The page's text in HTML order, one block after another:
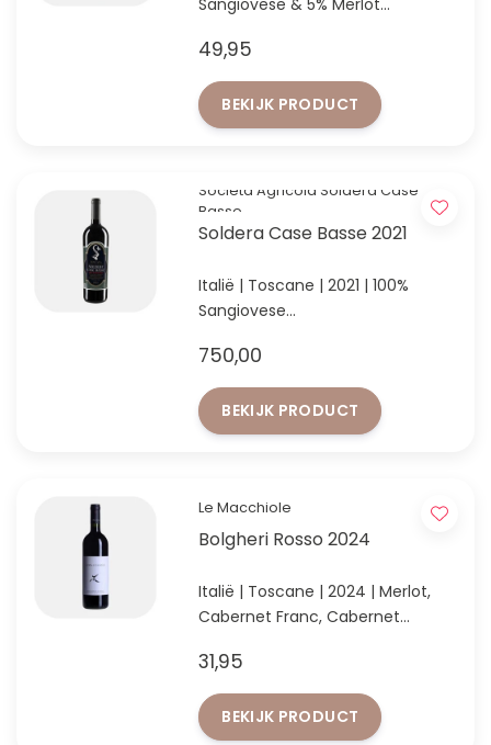
Sangiovese & 5% Merlot
topdomein Castello di Ama
49,95
BEKIJK PRODUCT
Società Agricola Soldera Case
Basse
Soldera Case Basse 2021
Italië | Toscane | 2021 | 100%
Sangiovese
wereldwijd tot de absolute top
gerekend.
750,00
BEKIJK PRODUCT
Le Macchiole
Bolgheri Rosso 2024
Italië | Toscane | 2024 | Merlot,
Cabernet Franc, Cabernet
Moderne stijl Bolgheri: elegantie,
rijp rood fruit en verfijnde
kruidigheid.
31,95
BEKIJK PRODUCT